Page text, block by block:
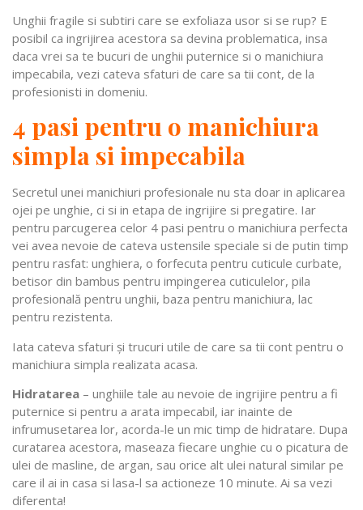
Unghii fragile si subtiri care se exfoliaza usor si se rup? E
posibil ca ingrijirea acestora sa devina problematica, insa
daca vrei sa te bucuri de unghii puternice si o manichiura
impecabila, vezi cateva sfaturi de care sa tii cont, de la
profesionisti in domeniu.
4 pasi pentru o manichiura
simpla si impecabila
Secretul unei manichiuri profesionale nu sta doar in aplicarea
ojei pe unghie, ci si in etapa de ingrijire si pregatire. Iar
pentru parcugerea celor 4 pasi pentru o manichiura perfecta
vei avea nevoie de cateva ustensile speciale si de putin timp
pentru rasfat: unghiera, o forfecuta pentru cuticule curbate,
betisor din bambus pentru impingerea cuticulelor, pila
profesională pentru unghii, baza pentru manichiura, lac
pentru rezistenta.
Iata cateva sfaturi şi trucuri utile de care sa tii cont pentru o
manichiura simpla realizata acasa.
Hidratarea – unghiile tale au nevoie de ingrijire pentru a fi
puternice si pentru a arata impecabil, iar inainte de
infrumusetarea lor, acorda-le un mic timp de hidratare. Dupa
curatarea acestora, maseaza fiecare unghie cu o picatura de
ulei de masline, de argan, sau orice alt ulei natural similar pe
care il ai in casa si lasa-l sa actioneze 10 minute. Ai sa vezi
diferenta!